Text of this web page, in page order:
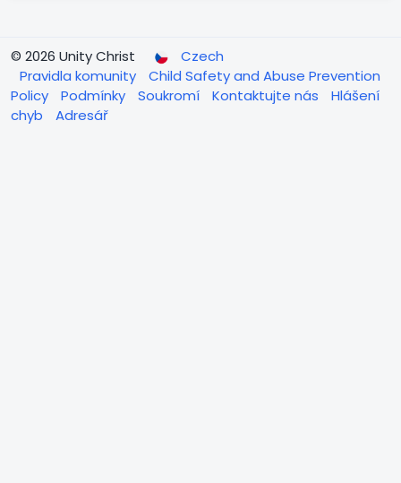
© 2026 Unity Christ
Czech
Pravidla komunity
Child Safety and Abuse Prevention
Policy
Podmínky Soukromí Kontaktujte nás
Hlášení
chyb
Adresář